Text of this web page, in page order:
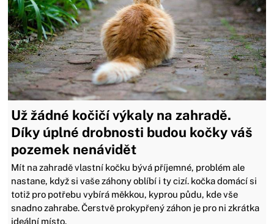
Už žádné kočičí výkaly na zahradě.
Díky úplné drobnosti budou kočky váš
pozemek nenávidět
Mít na zahradě vlastní kočku bývá příjemné, problém ale
nastane, když si vaše záhony oblíbí i ty cizí. kočka domácí si
totiž pro potřebu vybírá měkkou, kyprou půdu, kde vše
snadno zahrabe. Čerstvě prokypřený záhon je pro ni zkrátka
ideální místo.